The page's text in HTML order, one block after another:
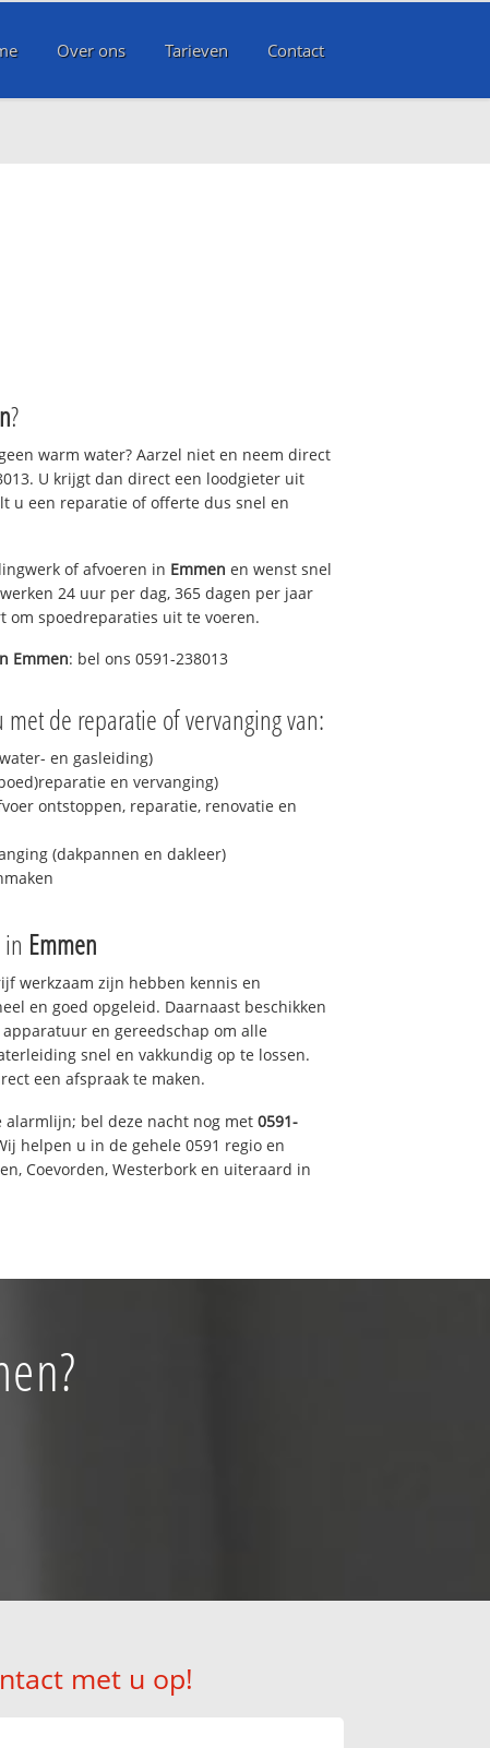
Over ons Tarieven Contact
?
warm water? Aarzel niet en neem direct
U krijgt dan direct een loodgieter uit
u een reparatie of offerte dus snel en
of afvoeren in Emmen en wenst snel
24 uur per dag, 365 dagen per jaar
spoedreparaties uit te voeren.
Emmen: bel ons 0591-238013
de reparatie of vervanging van:
en gasleiding)
en vervanging)
ontstoppen, reparatie, renovatie en
(dakpannen en dakleer)
Emmen
werkzaam zijn hebben kennis en
en goed opgeleid. Daarnaast beschikken
en gereedschap om alle
snel en vakkundig op te lossen.
een afspraak te maken.
alarmlijn; bel deze nacht nog met 0591-
helpen u in de gehele 0591 regio en
Coevorden, Westerbork en uiteraard in
met u op!